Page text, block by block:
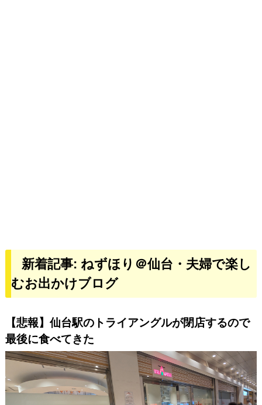
新着記事: ねずほり＠仙台・夫婦で楽し
むお出かけブログ
【悲報】仙台駅のトライアングルが閉店するので
最後に食べてきた